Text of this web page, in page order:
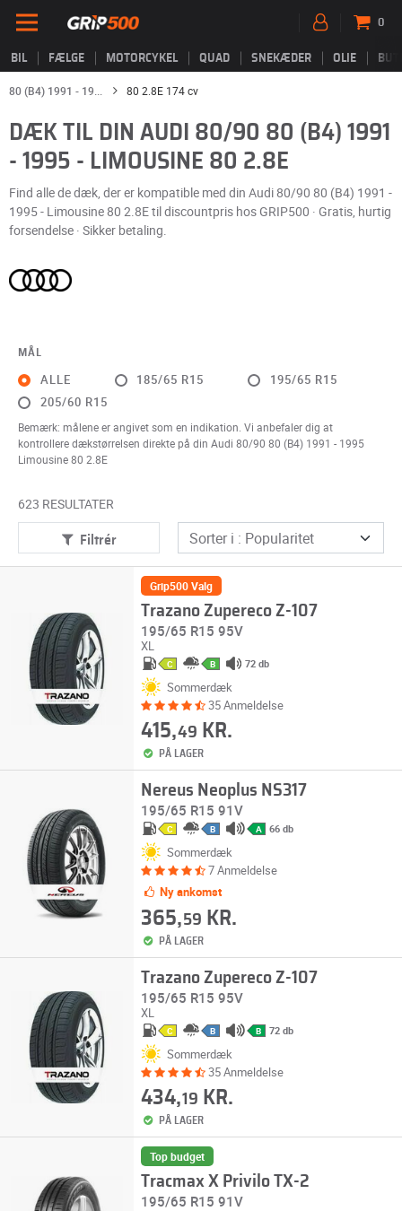
BIL FÆLGE MOTORCYKEL QUAD SNEKÆDER OLIE
0
80 (B4) 1991 - 19... 80 2.8E 174 cv
DÆK TIL DIN AUDI 80/90 80 (B4) 1991
- 1995 - LIMOUSINE 80 2.8E
Find alle de dæk, der er kompatible med din Audi 80/90 80 (B4) 1991 -
1995 - Limousine 80 2.8E til discountpris hos GRIP500 · Gratis, hurtig
forsendelse · Sikker betaling.
MÅL
ALLE 185/65 R15
195/65 R15
205/60 R15
Bemærk: målene er angivet som en indikation. Vi anbefaler dig at
kontrollere dækstørrelsen direkte på din Audi 80/90 80 (B4) 1991 - 1995
Limousine 80 2.8E
623 RESULTATER
Filtrér
Grip500 Valg
Trazano Zupereco Z-107
195/65 R15 95V
XL
C B 72 db
Sommerdæk
35 Anmeldelse
415,49 KR.
PÅ LAGER
Nereus Neoplus NS317
195/65 R15 91V
C B A 66 db
Sommerdæk
7 Anmeldelse
Ny ankomst
365,59 KR.
PÅ LAGER
Trazano Zupereco Z-107
195/65 R15 95V
XL
C B B 72 db
Sommerdæk
35 Anmeldelse
434,19 KR.
PÅ LAGER
Top budget
Tracmax X Privilo TX-2
195/65 R15 91V